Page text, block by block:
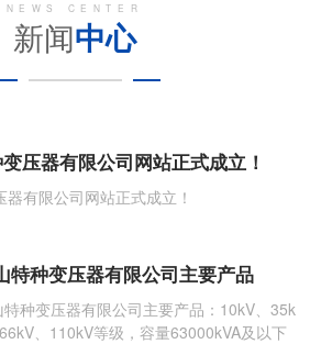
NEWS CENTER
新闻中心
压器有限公司网站正式成立！
有限公司网站正式成立！
特种变压器有限公司主要产品
特种变压器有限公司主要产品：10kV、35k
、110kV等级，容量63000kVA及以下